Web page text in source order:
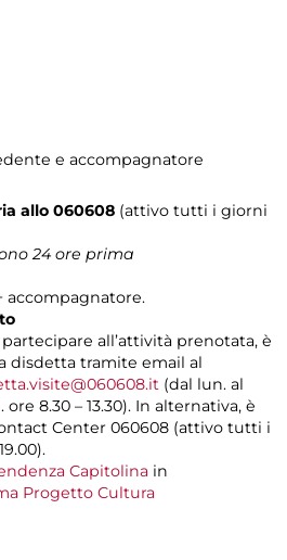
e accompagnatore
allo 060608 (attivo tutti i giorni
24 ore prima
accompagnatore.
all’attività prenotata, è
disdetta tramite email al
(dal lun. al
ore 8.30 – 13.30). In alternativa, è
Center 060608 (attivo tutti i
Capitolina in
Progetto Cultura